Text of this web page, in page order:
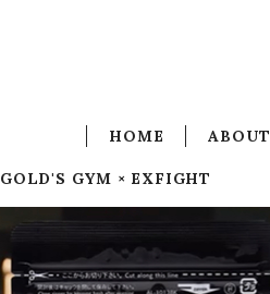
HOME ABOUT
GOLD'S GYM × EXFIGHT